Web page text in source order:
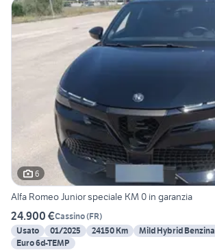
6
Alfa Romeo Junior speciale KM 0 in garanzia
24.900 €Cassino(FR)
Usato
01/2025 24150 Km Mild Hybrid Benzina
Euro 6d-TEMP